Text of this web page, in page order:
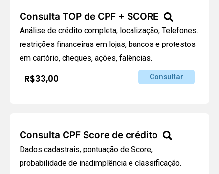
Consulta TOP de CPF + SCORE
Análise de crédito completa, localização, Telefones,
restrições financeiras em lojas, bancos e protestos
em cartório, cheques, ações, falências.
R$33,00 Consultar
Consulta CPF Score de crédito
Dados cadastrais, pontuação de Score,
probabilidade de inadimplência e classificação.